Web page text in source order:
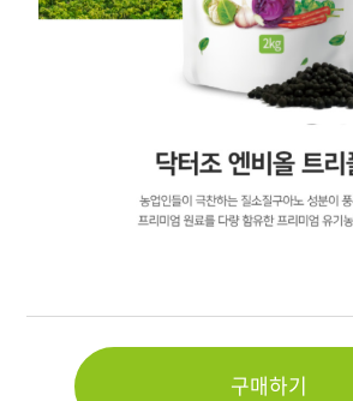
구매하기